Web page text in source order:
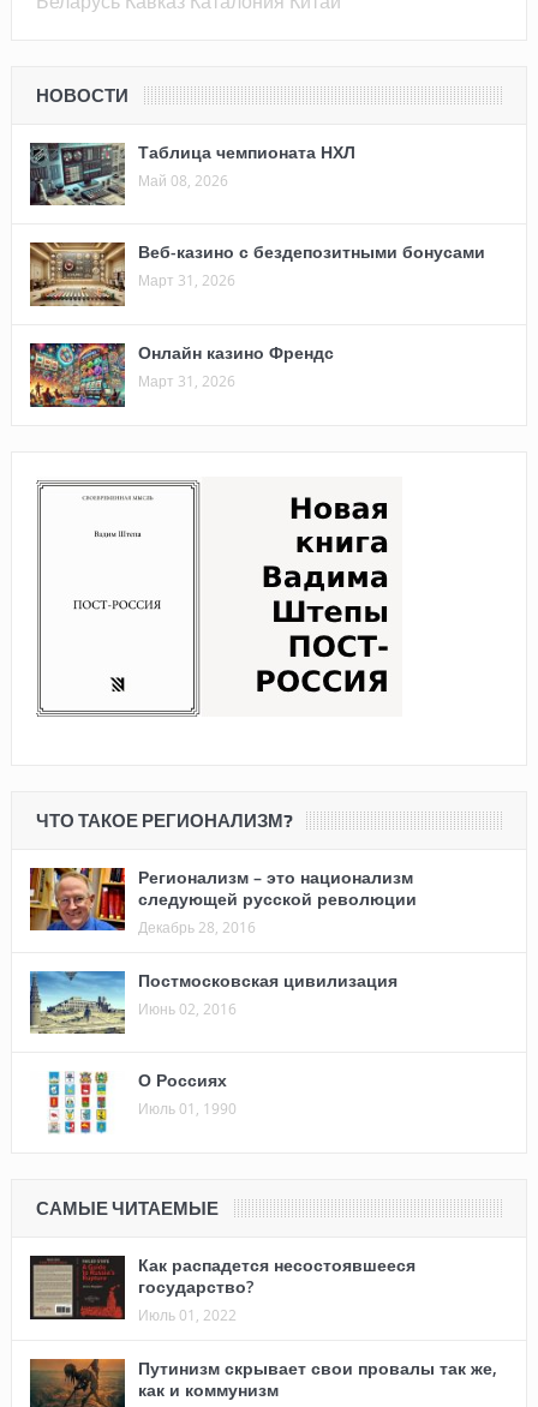
НОВОСТИ
Таблица чемпионата НХЛ
Май 08, 2026
Веб-казино с бездепозитными бонусами
Март 31, 2026
Онлайн казино Френдс
Март 31, 2026
ЧТО ТАКОЕ РЕГИОНАЛИЗМ?
Регионализм – это национализм
следующей русской революции
Декабрь 28, 2016
Постмосковская цивилизация
Июнь 02, 2016
О Россиях
Июль 01, 1990
САМЫЕ ЧИТАЕМЫЕ
Как распадется несостоявшееся
государство?
Июль 01, 2022
Путинизм скрывает свои провалы так же,
как и коммунизм